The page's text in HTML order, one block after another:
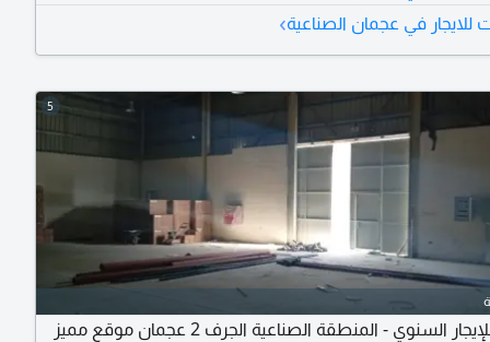
المتوسطة تصميم عملي يساعد على تقسيم المساحة
وإدارة سهل الوصول ومناسب لحركة الشاحنات والتحميل
المطلوب
في عجمان الصناعية›
5
مستودع للإيجار السنوي - المنطقة الصناعية الجرف 2 عجمان موقع مميز